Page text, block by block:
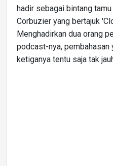
hadir sebagai bintang
Corbuzier yang bertajuk
Menghadirkan dua orang
podcast-nya, pembahasan
ketiganya tentu saja tak